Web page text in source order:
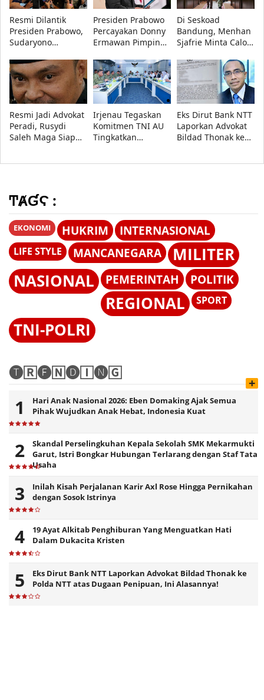
Resmi Dilantik
Presiden Prabowo,
Sudaryono
Transparan dan
Bebas Konflik
Kepentingan
Presiden Prabowo
Percayakan Donny
Ermawan Pimpin
Pendidikan
Kebangsaan
Di Seskoad
Bandung, Menhan
Sjafrie Minta Calon
Siap Hadapi
Perang Informasi
Resmi Jadi Advokat
Peradi, Rusydi
Saleh Maga Siap
Irjenau Tegaskan
Komitmen TNI AU
Tingkatkan
Eks Dirut Bank NTT
Laporkan Advokat
Bildad Thonak ke
ͲȺƓϚ :
EKONOMI HUKRIM INTERNASIONAL
LIFE STYLE MANCANEGARA
MILITER
NASIONAL
PEMERINTAH POLITIK
REGIONAL SPORT
TNI-POLRI
🅣🅁🅔🄽🅓🄸🅝🄶
+
Hari Anak Nasional 2026: Eben Domaking Ajak Semua
Pihak Wujudkan Anak Hebat, Indonesia Kuat
Skandal Perselingkuhan Kepala Sekolah SMK Mekarmukti
Garut, Istri Bongkar Hubungan Terlarang dengan Staf Tata
Usaha
Inilah Kisah Perjalanan Karir Axl Rose Hingga Pernikahan
dengan Sosok Istrinya
19 Ayat Alkitab Penghiburan Yang Menguatkan Hati
Dalam Dukacita Kristen
Eks Dirut Bank NTT Laporkan Advokat Bildad Thonak ke
Polda NTT atas Dugaan Penipuan, Ini Alasannya!